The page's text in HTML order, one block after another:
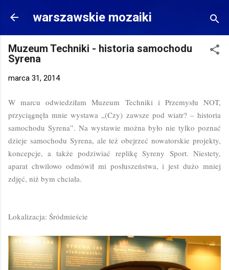
Przejdź do głównej zawartości
warszawskie mozaiki
Muzeum Techniki - historia samochodu
Syrena
marca 31, 2014
W marcu odwiedziłam Muzeum Techniki i Przemysłu NOT,
przyciągnęła mnie wystawa „(Czy) zawsze pod wiatr? – historia
samochodu Syrena”. Na wystawie można było nie tylko poznać
dzieje samochodu Syrena, ale też obejrzeć nowatorskie projekty,
koncepcje, a także podziwiać replikę Syreny Sport. Niestety,
aparat chwilowo odmówił mi posłuszeństwa, i jest dużo mniej
zdjęć, niż bym chciała.
Lokalizacja: Śródmieście